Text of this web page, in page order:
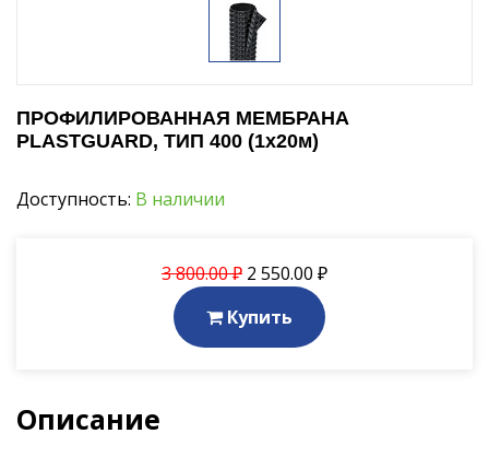
ПРОФИЛИРОВАННАЯ МЕМБРАНА
PLASTGUARD, ТИП 400 (1х20м)
Доступность: В наличии
3 800.00 ₽ 2 550.00 ₽
Купить
Описание